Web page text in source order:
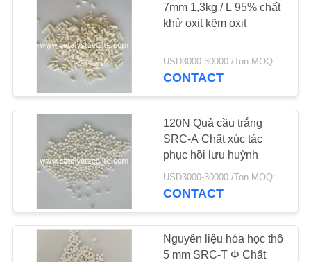
Đại lý khử clo
5
Chất xúc tác
hydrotreating
7mm 1,3kg / L 95% chất
khử oxit kẽm oxit
CONTACT
120N Quả cầu trắng
SRC-A Chất xúc tác
phục hồi lưu huỳnh
USD3000-30000 /Ton MOQ:1 kg
CONTACT
Nguyên liệu hóa học thô
5 mm SRC-T Φ Chất